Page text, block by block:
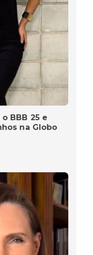
BBB 25 e
na Globo